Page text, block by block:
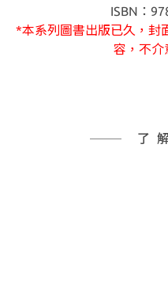
ISBN：
*本系列圖書出版已久，封
容，不介
了